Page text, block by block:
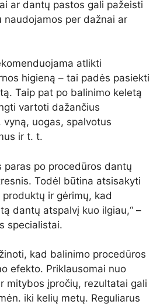
ar dantų pastos gali pažeisti
naudojamos per dažnai ar
atlikti
higieną – tai padės pasiekti
Taip pat po balinimo keletą
vartoti dažančius
uogas, spalvotus
ir t. t.
paras po procedūros dantų
Todėl būtina atsisakyti
ir gėrimų, kad
dantų atspalvį kuo ilgiau,“ –
specialistai.
kad balinimo procedūros
efekto. Priklausomai nuo
mitybos įpročių, rezultatai gali
iki kelių metų. Reguliarus